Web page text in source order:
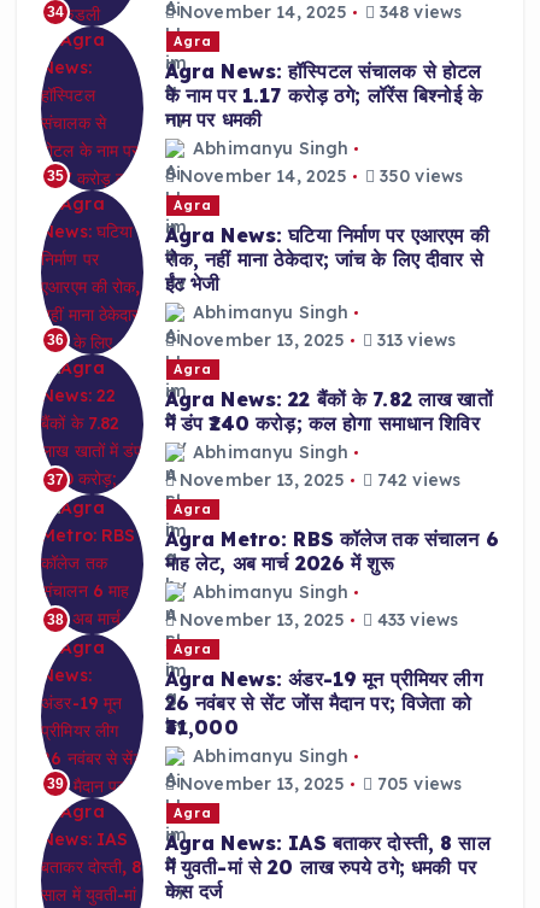
34
November 14, 2025
348 views
35
Agra
Agra News: हॉस्पिटल संचालक से होटल
के नाम पर 1.17 करोड़ ठगे; लॉरेंस बिश्नोई के
नाम पर धमकी
Abhimanyu Singh
November 14, 2025
350 views
36
Agra
Agra News: घटिया निर्माण पर एआरएम की
रोक, नहीं माना ठेकेदार; जांच के लिए दीवार से
ईंट भेजी
Abhimanyu Singh
November 13, 2025
313 views
37
Agra
Agra News: 22 बैंकों के 7.82 लाख खातों
में डंप ₹240 करोड़; कल होगा समाधान शिविर
Abhimanyu Singh
November 13, 2025
742 views
38
Agra
Agra Metro: RBS कॉलेज तक संचालन 6
माह लेट, अब मार्च 2026 में शुरू
Abhimanyu Singh
November 13, 2025
433 views
39
Agra
Agra News: अंडर-19 मून प्रीमियर लीग
26 नवंबर से सेंट जोंस मैदान पर; विजेता को
₹31,000
Abhimanyu Singh
November 13, 2025
705 views
Agra
Agra News: IAS बताकर दोस्ती, 8 साल
में युवती-मां से 20 लाख रुपये ठगे; धमकी पर
केस दर्ज